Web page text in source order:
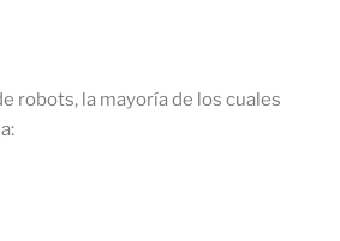
robots, la mayoría de los cuales